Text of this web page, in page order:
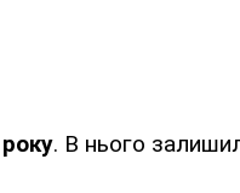
. В нього